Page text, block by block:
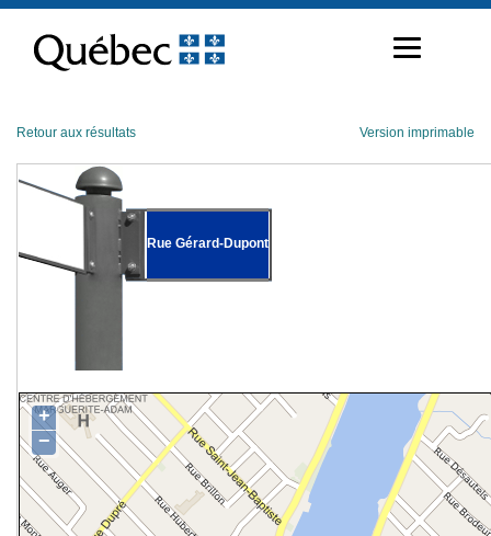
contenu
Retour aux résultats Version imprimable
Rue Gérard-Dupont
+
−